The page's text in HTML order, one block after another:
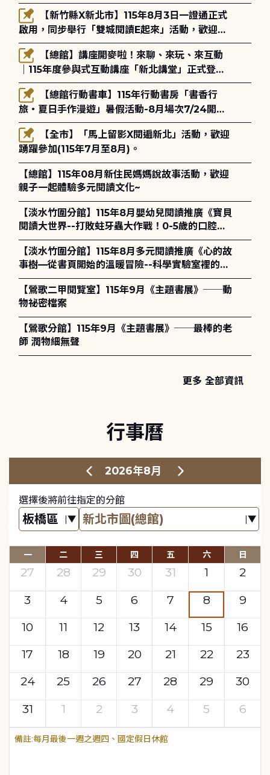
啟用，同步舉行「雙城閱讀E起來」活動，歡迎踴
躍參加(115年8月3日至10月4日)。
｜115年度參與式互動講座「新北講堂」正式登
場！
旅・夏日手作漫遊」暑假活動-8月場次7/24開始
報名
踴躍參加(115年7月至8月)。
【總館】115年08月新住民媽媽說故事活動，歡迎
親子一起體驗多元閱讀文化~
【淡水竹圍分館】115年8月嬰幼兒閱讀推廣《寶貝
閱讀大世界--打敗蛀牙蟲大作戰！0-5歲的口腔照
護全攻略》
【淡水竹圍分館】115年8月多元閱讀推廣《心的故
事樹—從書頁開始的溫暖冒險--科學實驗室裡的放
電章魚》
【鶯歌二甲閱覽室】115年9月《主題書展》──動
物祕密檔案
【鶯歌分館】115年9月《主題書展》──最棒的老
師 潤物細無聲
更多 全部資訊
行事曆
2026年8月
選擇後將前往指定的分館
一 二 三 四 五 六 日
27 28 29 30 31 1
2
3
4 5 6 7 8
9
10
11 12 13 14 15
16
17
18 19 20 21 22
23
24
25 26 27 28 29
30
31
1 2 3 4 5 6
每月最後一週之週四、國定假日休館